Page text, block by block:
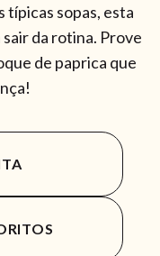
típicas sopas, esta
da rotina. Prove
de paprica que